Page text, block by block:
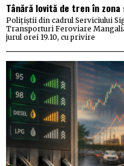
Tânără lovită de tren în
Polițiștii din cadrul Serviciului
Transporturi Feroviare
jurul orei 19.10, cu privire